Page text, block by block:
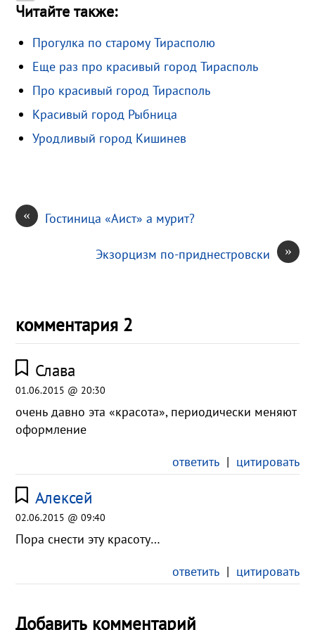
k
r
m
k
a
s
s
n
a
a
R
u
О
п
р
а
в
Читайте также:
Прогулка по старому Тирасполю
Еще раз про красивый город Тирасполь
Про красивый город Тирасполь
Красивый город Рыбница
Уродливый город Кишинев
« Гостиница «Аист» а мурит?
»
Экзорцизм по-приднестровски
комментария 2
Слава
01.06.2015 @ 20:30
очень давно эта «красота», периодически меняют
оформление
ответить| цитировать
Алексей
02.06.2015 @ 09:40
Пора снести эту красоту…
ответить| цитировать
Добавить комментарий